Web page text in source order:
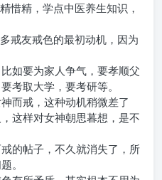
惜精，学点中医养生知识，
戒友戒色的最初动机，因为
如要为家人争气，要孝顺父
考取大学，要考研等。
而戒，这种动机稍微差了
这样对女神朝思暮想，是不
的帖子，不久就消失了，所
。